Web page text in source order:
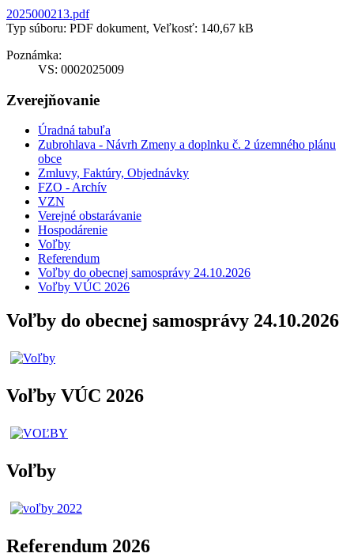
2025000213.pdf
Typ súboru: PDF dokument, Veľkosť: 140,67 kB
Poznámka:
VS: 0002025009
Zverejňovanie
Úradná tabuľa
Zubrohlava - Návrh Zmeny a doplnku č. 2 územného plánu
obce
Zmluvy, Faktúry, Objednávky
FZO - Archív
VZN
Verejné obstarávanie
Hospodárenie
Voľby
Referendum
Voľby do obecnej samosprávy 24.10.2026
Voľby VÚC 2026
Voľby do obecnej samosprávy 24.10.2026
Voľby VÚC 2026
Voľby
Referendum 2026